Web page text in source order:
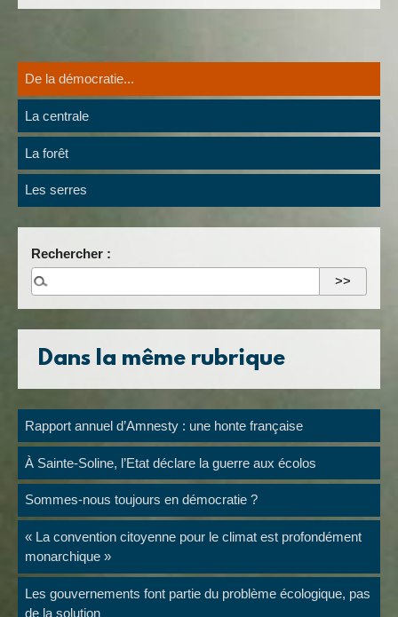
De la démocratie...
La centrale
La forêt
Les serres
Rechercher :
Dans la même rubrique
Rapport annuel d’Amnesty : une honte française
À Sainte-Soline, l’Etat déclare la guerre aux écolos
Sommes-nous toujours en démocratie ?
« La convention citoyenne pour le climat est profondément
monarchique »
Les gouvernements font partie du problème écologique, pas
de la solution